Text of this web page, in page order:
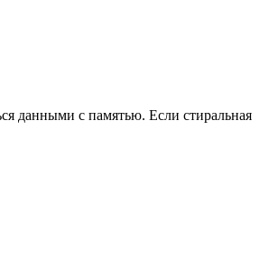
данными с памятью. Если стиральная